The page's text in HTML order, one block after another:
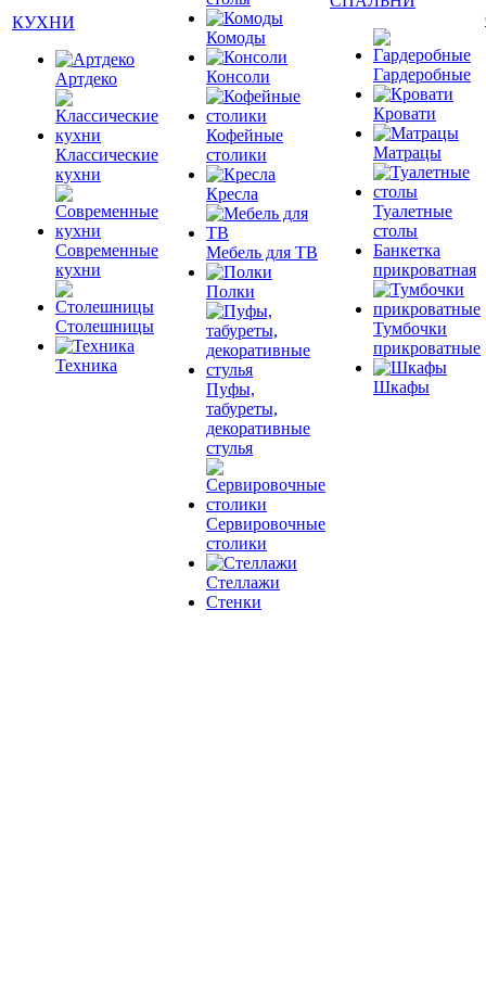
КУХНИ
Артдеко
Классические
кухни
Современные
кухни
Столешницы
Техника
Комоды
Консоли
Кофейные
столики
Кресла
Мебель для ТВ
Полки
Пуфы,
табуреты,
декоративные
стулья
Сервировочные
столики
Стеллажи
Стенки
Гардеробные
Кровати
Матрацы
Туалетные
столы
Банкетка
прикроватная
Тумбочки
прикроватные
Шкафы